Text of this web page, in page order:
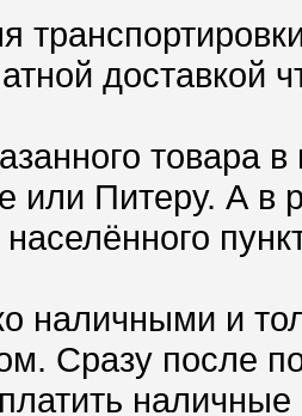
доставкой
товара
или Питеру. А в
наличными и
Сразу после